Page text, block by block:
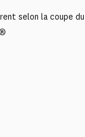
selon la coupe